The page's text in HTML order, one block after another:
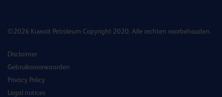
©2026 Kuwait Petroleum Copyright 2020. Alle rechten voorbehouden.
Disclaimer
Gebruiksvoorwaarden
Privacy Policy
Legal notices